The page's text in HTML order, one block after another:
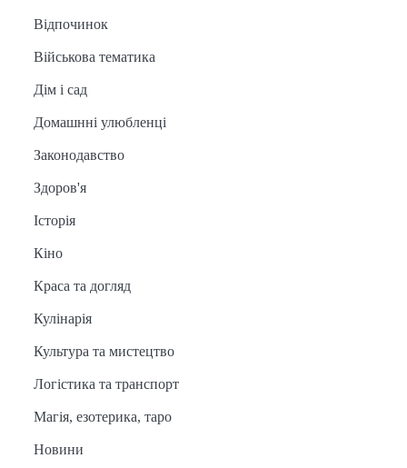
Відпочинок
Військова тематика
Дім і сад
Домашнні улюбленці
Законодавство
Здоров'я
Історія
Кіно
Краса та догляд
Кулінарія
Культура та мистецтво
Логістика та транспорт
Магія, езотерика, таро
Новини